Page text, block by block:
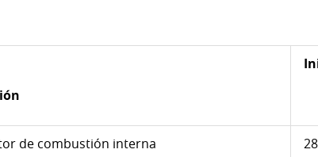
de combustión interna